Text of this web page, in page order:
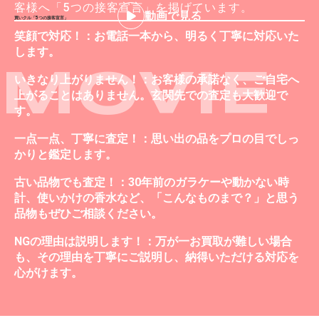
客様へ「5つの接客宣言」を掲げています。
動画で見る
買いクル「5つの接客宣言」
笑顔で対応！：お電話一本から、明るく丁寧に対応いた
します。
いきなり上がりません！：お客様の承諾なく、ご自宅へ
上がることはありません。玄関先での査定も大歓迎で
す。
一点一点、丁寧に査定！：思い出の品をプロの目でしっ
かりと鑑定します。
古い品物でも査定！：30年前のガラケーや動かない時
計、使いかけの香水など、「こんなものまで？」と思う
品物もぜひご相談ください。
NGの理由は説明します！：万が一お買取が難しい場合
も、その理由を丁寧にご説明し、納得いただける対応を
心がけます。
MOVIE